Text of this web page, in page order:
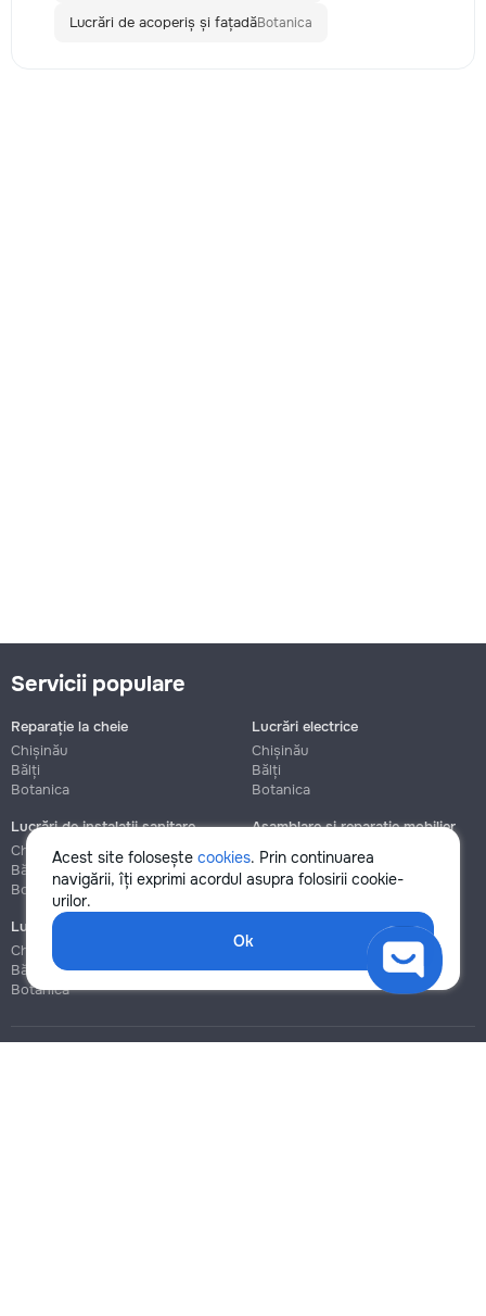
Lucrări de acoperiș și fațadăBotanica
Acest site folosește cookies. Prin continuarea
navigării, îți exprimi acordul asupra folosirii cookie-
urilor.
Ok
Servicii populare
Reparație la cheie
Chișinău
Bălți
Botanica
Lucrări electrice
Chișinău
Bălți
Botanica
Lucrări de instalații sanitare
Chișinău
Bălți
Botanica
Asamblare și reparație mobilier
Chișinău
Botanica
Lucrări de construcție și instalare
Chișinău
Bălți
Botanica